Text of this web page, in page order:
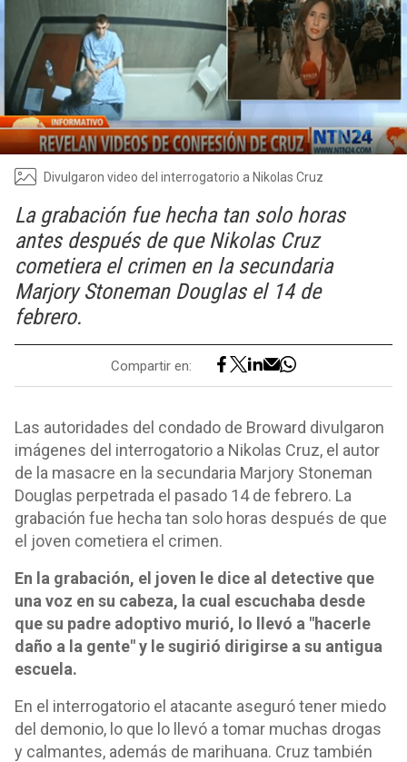
Divulgaron video del interrogatorio a Nikolas Cruz
La grabación fue hecha tan solo horas
antes después de que Nikolas Cruz
cometiera el crimen en la secundaria
Marjory Stoneman Douglas el 14 de
febrero.
Compartir en:
Las autoridades del condado de Broward divulgaron
imágenes del interrogatorio a Nikolas Cruz, el autor
de la masacre en la secundaria Marjory Stoneman
Douglas perpetrada el pasado 14 de febrero. La
grabación fue hecha tan solo horas después de que
el joven cometiera el crimen.
En la grabación, el joven le dice al detective que
una voz en su cabeza, la cual escuchaba desde
que su padre adoptivo murió, lo llevó a "hacerle
daño a la gente" y le sugirió dirigirse a su antigua
escuela.
En el interrogatorio el atacante aseguró tener miedo
del demonio, lo que lo llevó a tomar muchas drogas
y calmantes, además de marihuana. Cruz también